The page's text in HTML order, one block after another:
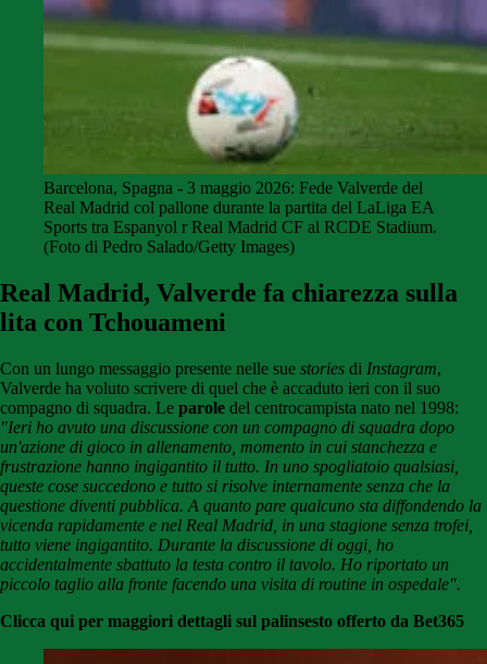
Barcelona, Spagna - 3 maggio 2026: Fede Valverde del
Real Madrid col pallone durante la partita del LaLiga EA
Sports tra Espanyol r Real Madrid CF al RCDE Stadium.
(Foto di Pedro Salado/Getty Images)
Real Madrid, Valverde fa chiarezza sulla
lita con Tchouameni
Con un lungo messaggio presente nelle sue stories di Instagram,
Valverde ha voluto scrivere di quel che è accaduto ieri con il suo
compagno di squadra. Le parole del centrocampista nato nel 1998:
"Ieri ho avuto una discussione con un compagno di squadra dopo
un'azione di gioco in allenamento, momento in cui stanchezza e
frustrazione hanno ingigantito il tutto. In uno spogliatoio qualsiasi,
queste cose succedono e tutto si risolve internamente senza che la
questione diventi pubblica. A quanto pare qualcuno sta diffondendo la
vicenda rapidamente e nel Real Madrid, in una stagione senza trofei,
tutto viene ingigantito. Durante la discussione di oggi, ho
accidentalmente sbattuto la testa contro il tavolo. Ho riportato un
piccolo taglio alla fronte facendo una visita di routine in ospedale".
Clicca qui per maggiori dettagli sul palinsesto offerto da Bet365